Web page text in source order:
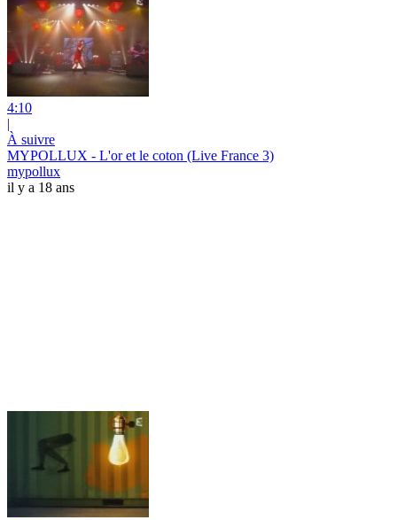
4:10
|
À suivre
MYPOLLUX - L'or et le coton (Live France 3)
mypollux
il y a 18 ans